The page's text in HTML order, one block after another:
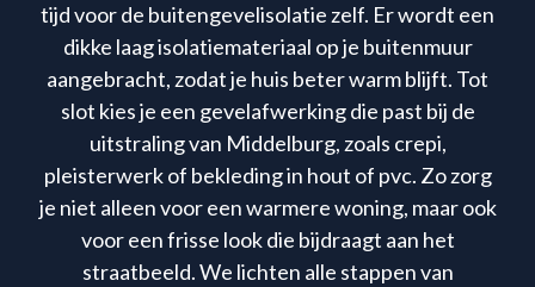
tijd voor de buitengevelisolatie zelf. Er wordt een
dikke laag isolatiemateriaal op je buitenmuur
aangebracht, zodat je huis beter warm blijft. Tot
slot kies je een gevelafwerking die past bij de
uitstraling van Middelburg, zoals crepi,
pleisterwerk of bekleding in hout of pvc. Zo zorg
je niet alleen voor een warmere woning, maar ook
voor een frisse look die bijdraagt aan het
straatbeeld. We lichten alle stappen van